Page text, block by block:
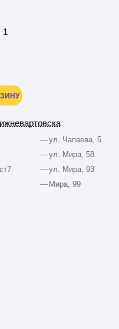
1
—ул. Чапаева, 5
—ул. Мира, 58
—ул. Мира, 93
— Мира, 99